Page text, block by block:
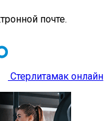
почте.
Стерлитамак онлайн